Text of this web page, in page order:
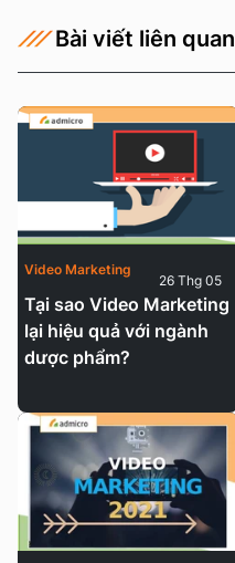
Bài viết liên quan
Tại sao Video Marketing
lại hiệu quả với ngành
dược phẩm?
Video Marketing
26 Thg 05